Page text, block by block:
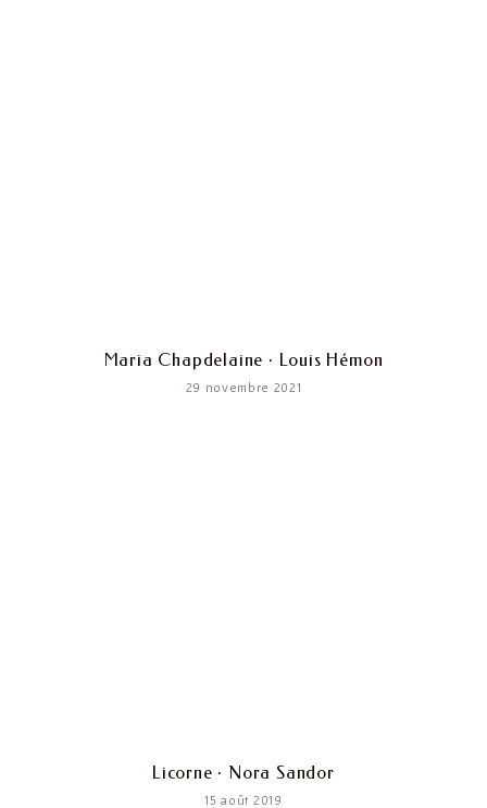
Maria Chapdelaine · Louis Hémon
29 novembre 2021
Licorne · Nora Sandor
15 août 2019